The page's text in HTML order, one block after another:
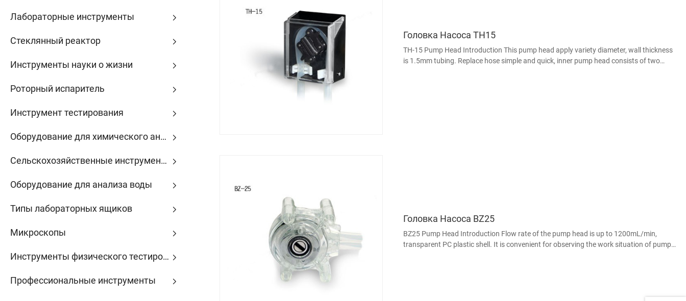
Лабораторные инструменты
Стеклянный реактор
Инструменты науки о жизни
Роторный испаритель
Инструмент тестирования
Оборудование для химического анализа
Сельскохозяйственные инструменты
Оборудование для анализа воды
Типы лабораторных ящиков
Микроскопы
Инструменты физического тестирования
Профессиональные инструменты
Головка Насоса TH15
TH-15 Pump Head Introduction This pump head apply variety diameter, wall thickness
is 1.5mm tubing. Replace hose simple and quick, inner pump head consists of two
Головка Насоса BZ25
BZ25 Pump Head Introduction Flow rate of the pump head is up to 1200mL/min,
transparent PC plastic shell. It is convenient for observing the work situation of pump